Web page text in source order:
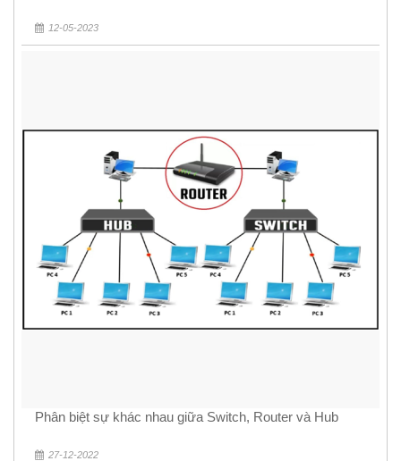
12-05-2023
Phân biệt sự khác nhau giữa Switch, Router và Hub
27-12-2022